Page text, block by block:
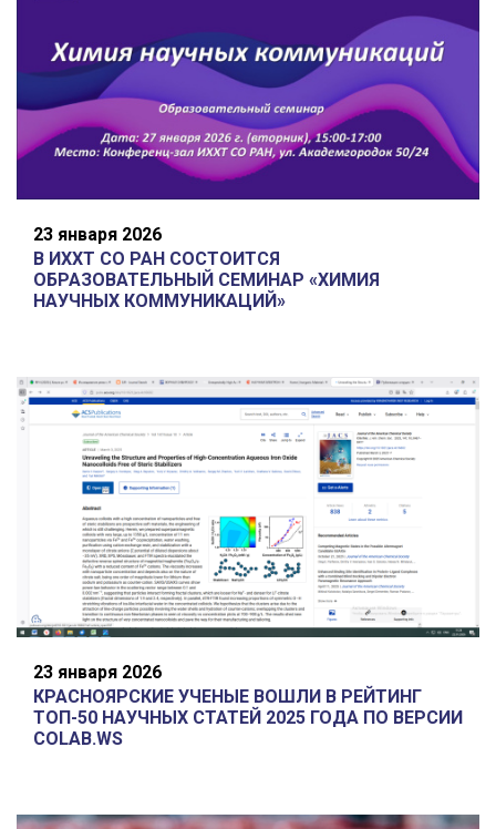
23 января 2026
В ИХХТ СО РАН СОСТОИТСЯ
ОБРАЗОВАТЕЛЬНЫЙ СЕМИНАР «ХИМИЯ
НАУЧНЫХ КОММУНИКАЦИЙ»
23 января 2026
КРАСНОЯРСКИЕ УЧЕНЫЕ ВОШЛИ В РЕЙТИНГ
ТОП-50 НАУЧНЫХ СТАТЕЙ 2025 ГОДА ПО ВЕРСИИ
COLAB.WS